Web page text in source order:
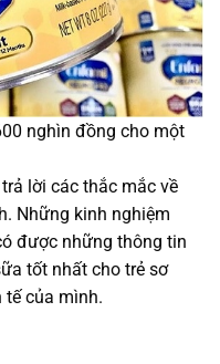
nghìn đồng cho một
lời các thắc mắc về
Những kinh nghiệm
được những thông tin
tốt nhất cho trẻ sơ
tế của mình.